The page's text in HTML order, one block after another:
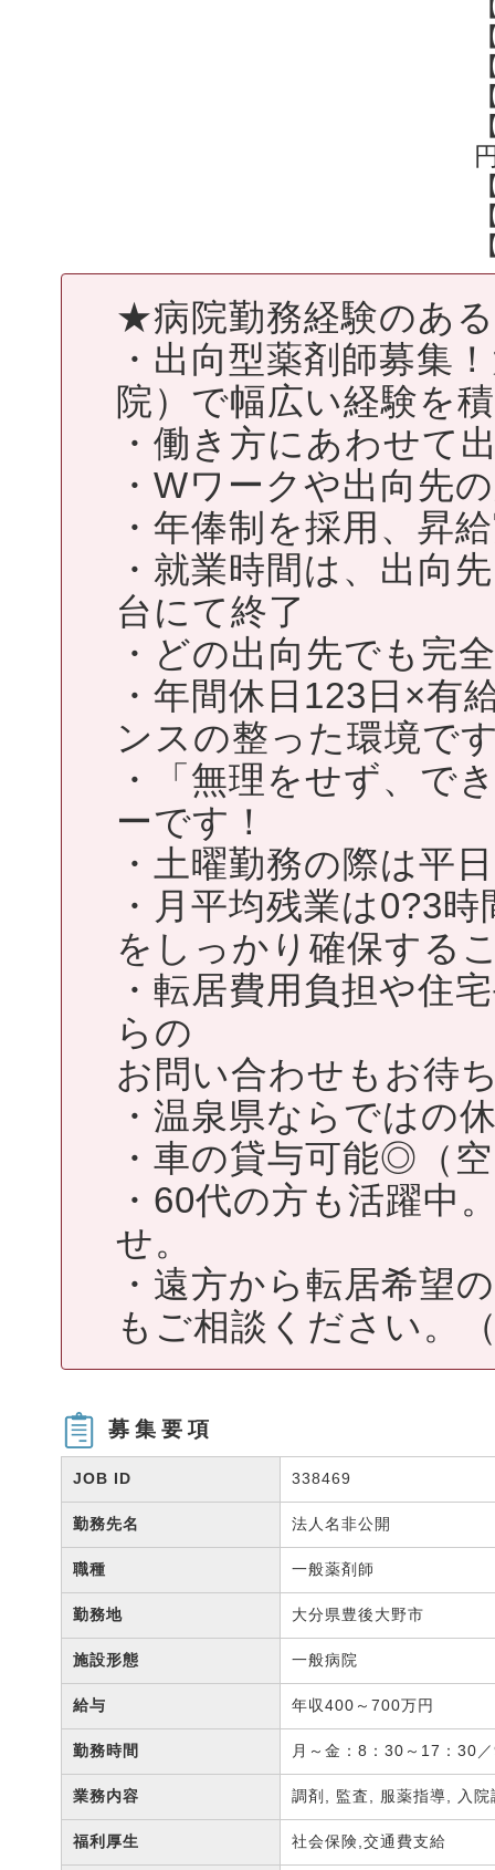
★病院勤務経験のあ
・出向型薬剤師募集
院）で幅広い経験を
・働き方にあわせて
・Wワークや出向先
・年俸制を採用、昇
・就業時間は、出向
台にて終了
・どの出向先でも完
・年間休日123日×有
ンスの整った環境で
・「無理をせず、で
ーです！
・土曜勤務の際は平
・月平均残業は0?3
をしっかり確保する
・転居費用負担や住
らの
お問い合わせもお待
・温泉県ならではの
・車の貸与可能◎（
・60代の方も活躍中
せ。
・遠方から転居希望
もご相談ください。
募集要項
JOB ID 338469
勤務先名 法人名非公開
職種 一般薬剤師
勤務地 大分県豊後大野市
施設形態 一般病院
給与 年収400～700万円
勤務時間 月～金：8：30～17：30
業務内容 調剤, 監査, 服薬指導, 入
福利厚生 社会保険,交通費支給